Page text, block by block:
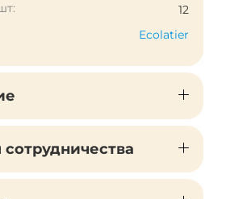
12
Ecolatier